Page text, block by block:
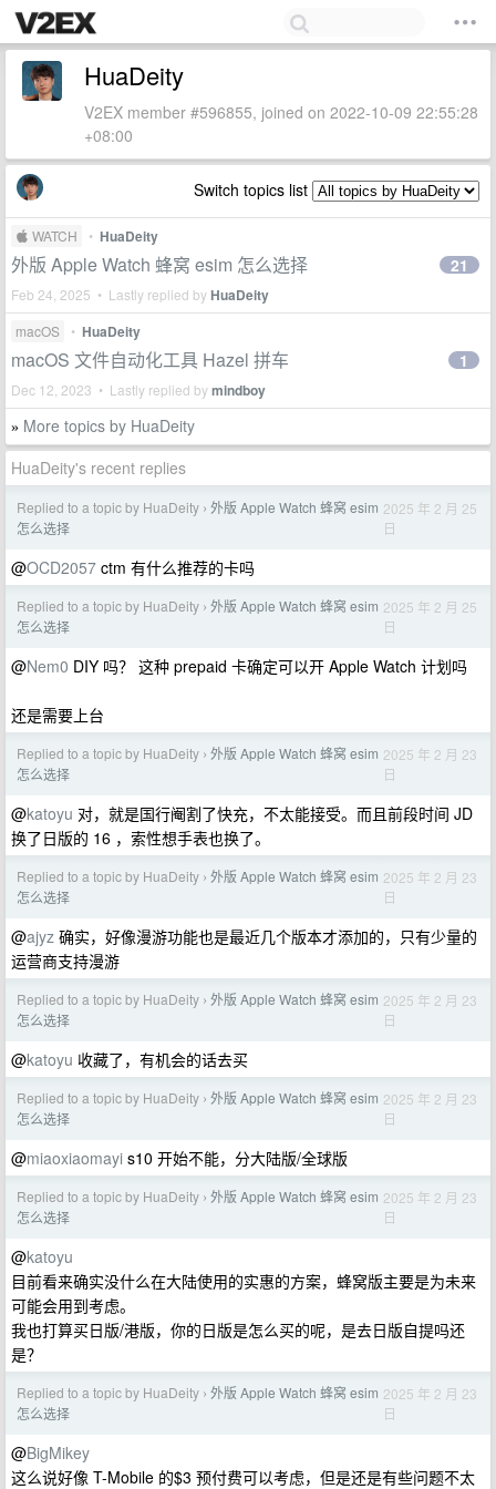
HuaDeity
V2EX member #596855, joined on 2022-10-09 22:55:28
+08:00
Switch topics list
 WATCH • HuaDeity
外版 Apple Watch 蜂窝 esim 怎么选择
Feb 24, 2025 • Lastly replied byHuaDeity
21
macOS • HuaDeity
macOS 文件自动化工具 Hazel 拼车
Dec 12, 2023 • Lastly replied bymindboy
1
» More topics by HuaDeity
HuaDeity's recent replies
Replied to a topic by HuaDeity › 外版 Apple Watch 蜂窝 esim
怎么选择
2025 年 2 月 25
日
@OCD2057 ctm 有什么推荐的卡吗
Replied to a topic by HuaDeity › 外版 Apple Watch 蜂窝 esim
怎么选择
2025 年 2 月 25
日
@Nem0 DIY 吗？ 这种 prepaid 卡确定可以开 Apple Watch 计划吗
还是需要上台
Replied to a topic by HuaDeity › 外版 Apple Watch 蜂窝 esim
怎么选择
2025 年 2 月 23
日
@katoyu 对，就是国行阉割了快充，不太能接受。而且前段时间 JD
换了日版的 16 ，索性想手表也换了。
Replied to a topic by HuaDeity › 外版 Apple Watch 蜂窝 esim
怎么选择
2025 年 2 月 23
日
@ajyz 确实，好像漫游功能也是最近几个版本才添加的，只有少量的
运营商支持漫游
Replied to a topic by HuaDeity › 外版 Apple Watch 蜂窝 esim
怎么选择
2025 年 2 月 23
日
@katoyu 收藏了，有机会的话去买
Replied to a topic by HuaDeity › 外版 Apple Watch 蜂窝 esim
怎么选择
2025 年 2 月 23
日
@miaoxiaomayi s10 开始不能，分大陆版/全球版
Replied to a topic by HuaDeity › 外版 Apple Watch 蜂窝 esim
怎么选择
2025 年 2 月 23
日
@katoyu
目前看来确实没什么在大陆使用的实惠的方案，蜂窝版主要是为未来
可能会用到考虑。
我也打算买日版/港版，你的日版是怎么买的呢，是去日版自提吗还
是？
Replied to a topic by HuaDeity › 外版 Apple Watch 蜂窝 esim
怎么选择
2025 年 2 月 23
日
@BigMikey
这么说好像 T-Mobile 的$3 预付费可以考虑，但是还是有些问题不太